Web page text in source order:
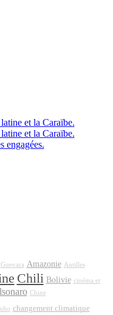
Amazonie Antilles
Chili Bolivie cinéma et
Chine
changement climatique